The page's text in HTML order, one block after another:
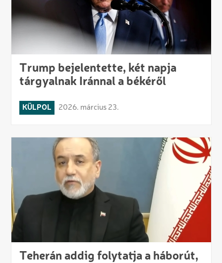
Trump bejelentette, két napja
tárgyalnak Iránnal a békéről
KÜLPOL 2026. március 23.
Teherán addig folytatja a háborút,